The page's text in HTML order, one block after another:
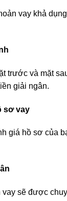
vay khả
trước và mặt
giải ngân.
sơ vay
giá hồ sơ của
sẽ được